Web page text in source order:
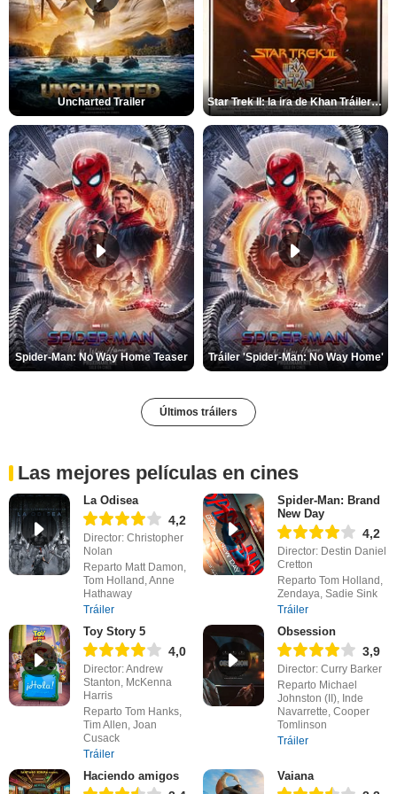
Uncharted Trailer Star Trek II: la ira de Khan Tráiler VO
Spider-Man: No Way Home Teaser Tráiler 'Spider-Man: No Way Home'
Últimos tráilers
Las mejores películas en cines
La Odisea
4,2
Director: Christopher
Nolan
Reparto Matt Damon,
Tom Holland, Anne
Hathaway
Tráiler
Spider-Man: Brand
New Day
4,2
Director: Destin Daniel
Cretton
Reparto Tom Holland,
Zendaya, Sadie Sink
Tráiler
Toy Story 5
4,0
Director: Andrew
Stanton, McKenna
Harris
Reparto Tom Hanks,
Tim Allen, Joan
Cusack
Tráiler
Obsession
3,9
Director: Curry Barker
Reparto Michael
Johnston (II), Inde
Navarrette, Cooper
Tomlinson
Tráiler
Haciendo amigos Vaiana